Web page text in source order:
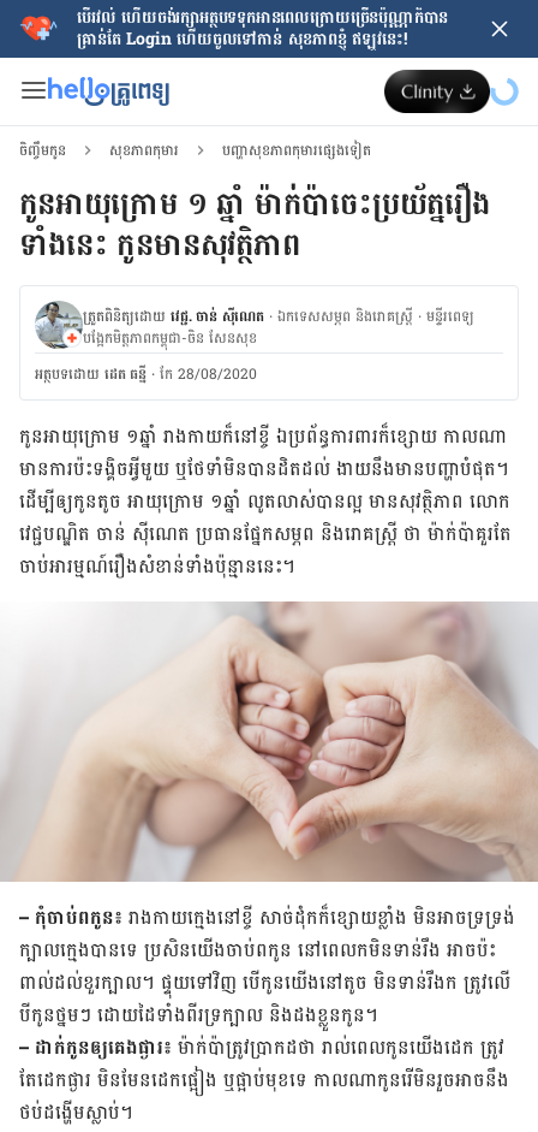
បើរវល់ ហើយចង់​រក្សាអត្ថបទទុកអានពេលក្រោយ​ច្រើនប៉ុណ្ណាក៏បាន
គ្រាន់តែ​ Login ហើយចូលទៅកាន់ សុខភាពខ្ញុំ ឥឡូវនេះ!
ចិញ្ចឹមកូន សុខភាពកុមារ បញ្ហាសុខភាពកុមារផ្សេងទៀត
កូនអាយុក្រោម ១ ឆ្នាំ ម៉ាក់ប៉ាចេះប្រយ័ត្នរឿង
ទាំងនេះ កូនមានសុវត្ថិភាព
ត្រួតពិនិត្យដោយ វេជ្ជ. ចាន់ ស៊ីណេត ·ឯកទេសសម្ភព និងរោគស្ត្រី ·ម​ន្ទីរពេទ្យ
បង្អែកមិត្តភាពកម្ពុជា-ចិន សែនសុខ
អត្ថបទ​ដោយ ដេត ធន្នី ·កែ 28/08/2020
កូន​អាយុ​ក្រោម ១ឆ្នាំ រាង​កាយ​ក៏​នៅ​ខ្ចី ឯ​ប្រព័ន្ធ​ការពារ​ក៏​ខ្សោយ កាល​ណា​
មាន​ការ​ប៉ះ​ទង្គិច​អ្វី​មួយ ឬ​ថែទាំ​មិន​បាន​ដិត​ដល់ ងាយ​នឹង​មាន​បញ្ហា​បំផុត។
ដើម្បី​ឲ្យ​កូន​តូច អាយុ​ក្រោម ១ឆ្នាំ លូត​លាស់​បាន​ល្អ មាន​សុវត្ថិភាព លោក​
វេជ្ជបណ្ឌិត ចាន់ ស៊ីណេត ប្រធាន​ផ្នែក​សម្ភព និង​រោគ​ស្រ្តី ថា ម៉ាក់ប៉ា​គួរ​តែ​
ចាប់​អារម្មណ៍​រឿង​សំខាន់​ទាំង​ប៉ុន្មាន​នេះ។
– កុំចាប់​ព​កូន៖ រាងកាយ​ក្មេង​នៅ​ខ្ចី សាច់ដុំ​ក​ក៏​ខ្សោយ​ខ្លាំង មិន​អាច​ទ្រទ្រង់​
ក្បាល​ក្មេង​បាន​ទេ ប្រសិន​យើង​ចាប់​ព​កូន នៅ​ពេល​ក​មិន​ទាន់​រឹង អាច​ប៉ះ
ពាល់​ដល់​ខួរ​ក្បាល។ ផ្ទុយ​ទៅ​វិញ​​ បើ​កូន​យើង​នៅ​តូច មិន​ទាន់​រឹង​ក ត្រូវ​លើ​
បី​កូន​ថ្នមៗ ដោយ​ដៃ​ទាំង​ពីរ​ទ្រក្បាល និង​ដង​ខ្លួន​កូន​។
– ដាក់​កូន​ឲ្យ​គេងផ្ងារ៖ ម៉ាក់​ប៉ា​ត្រូវ​ប្រាកដ​ថា រាល់​ពេល​កូន​យើង​ដេក ត្រូវ​
តែ​ដេកផ្ងារ មិន​មែន​ដេក​ផ្អៀង ឬ​ផ្អាប់​មុខ​ទេ កាល​ណា​កូន​រើ​មិន​រួច​អាច​នឹង​
ថប់​ដង្ហើម​ស្លាប់។